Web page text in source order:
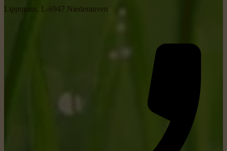
Lippmann, L-6947 Niederanven